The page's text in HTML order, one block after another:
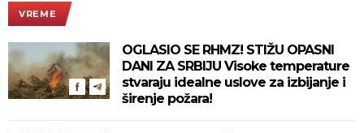
VREME
OGLASIO SE RHMZ! STIŽU OPASNI
DANI ZA SRBIJU Visoke temperature
stvaraju idealne uslove za izbijanje i
širenje požara!